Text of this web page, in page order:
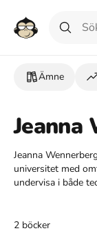
Ämne
Jeanna
Jeanna
universitet med
undervisa i både
läsande och
2 böcker